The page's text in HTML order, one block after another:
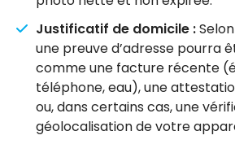
Justificatif de domicile :
une preuve d’adresse pourra
comme une facture récente
téléphone, eau), une
ou, dans certains cas, une
géolocalisation de votre